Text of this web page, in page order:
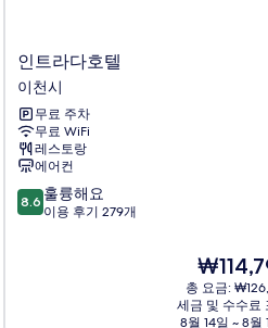
인
트
라
다
호
텔
이
천
시
인트라다호텔
이천시
무료 주차
무료 WiFi
레스토랑
에어컨
10
점
8.6 훌륭해요
이용 후기 279개
현
재
요
금
총 요금:
세금 및 수수료
8월 14일 ~ 8월